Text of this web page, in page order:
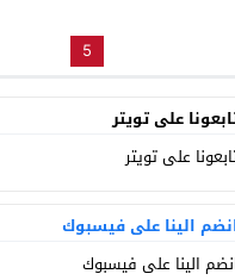
5
على تويتر
على تويتر
الينا على فيسبوك
الينا على فيسبوك